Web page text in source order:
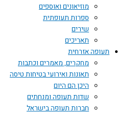
מוזיאונים ואוספים
ספרות תעופתית
שירים
תאריכים
תעופה אזרחית
מחקרים, מאמרים וכתבות
תאונות ואירועי בטיחות טיסה
היכן הם היום
שדות תעופה ומנחתים
חברות תעופה בישראל